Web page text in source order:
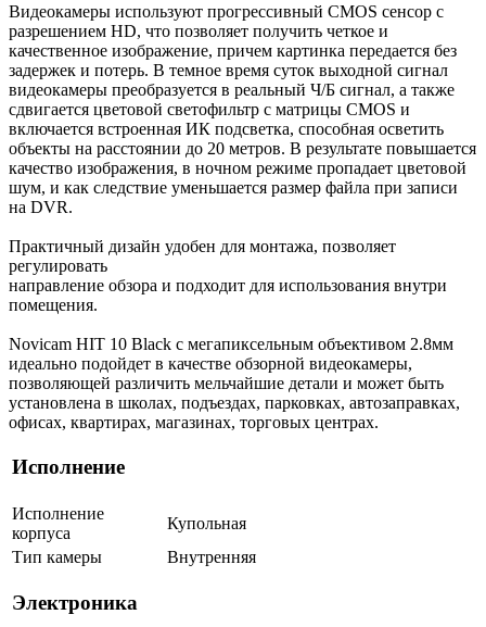
Видеокамеры используют прогрессивный CMOS сенсор c
разрешением HD, что позволяет получить четкое и
качественное изображение, причем картинка передается без
задержек и потерь. В темное время суток выходной сигнал
видеокамеры преобразуется в реальный Ч/Б сигнал, а также
сдвигается цветовой светофильтр с матрицы CMOS и
включается встроенная ИК подсветка, способная осветить
объекты на расстоянии до 20 метров. В результате повышается
качество изображения, в ночном режиме пропадает цветовой
шум, и как следствие уменьшается размер файла при записи
на DVR.
Практичный дизайн удобен для монтажа, позволяет
регулировать
направление обзора и подходит для использования внутри
помещения.
Novicam HIT 10 Black с мегапиксельным объективом 2.8мм
идеально подойдет в качестве обзорной видеокамеры,
позволяющей различить мельчайшие детали и может быть
установлена в школах, подъездах, парковках, автозаправках,
офисах, квартирах, магазинах, торговых центрах.
Исполнение
Исполнение
корпуса
Купольная
Тип камеры
Внутренняя
Электроника